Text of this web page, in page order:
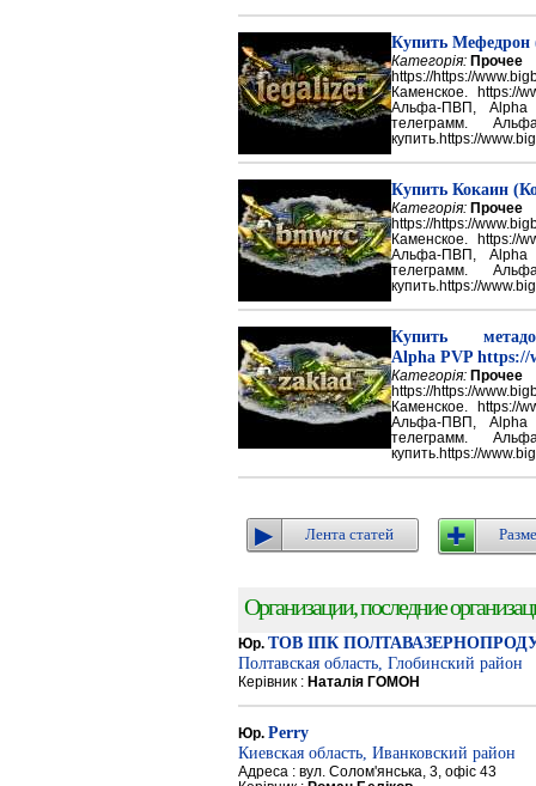
Купить
Категорія: Прочее
https://https://
Каменское. https://
Альфа-ПВП, Alpha
телеграмм.
купить.https://
Купить Кокаин
Категорія: Прочее
https://https://
Каменское. https://
Альфа-ПВП, Alpha
телеграмм.
купить.https://
Купить
Alpha PVP https://
Категорія: Прочее
https://https://
Каменское. https://
Альфа-ПВП, Alpha
телеграмм.
купить.https://
Лента статей
Организации, последние
Юр. ТОВ ІПК
Полтавская область, Глобинский район
Керівник : Наталія ГОМОН
Юр. Perry
Киевская область, Иванковский район
Адреса : вул. Солом'янська, 3, офіс 43